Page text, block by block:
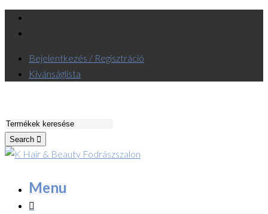
Bejelentkezés / Regisztráció
Kívánságlista
Search
Menu